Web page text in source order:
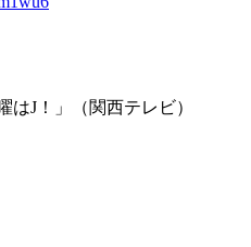
はJ！」（関西テレビ）